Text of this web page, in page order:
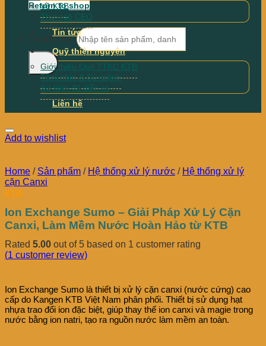
Return to shop
Search for:
Về KTB
Thư ngõ CEO
Tin tức
Quỹ thiện nguyện
Giới thiệu Quỹ TTKC KTB
Tầm nhìn & Sứ mệnh
Sự kiện đã diễn ra
Liên hệ
Add to wishlist
Home / Sản phẩm / Hệ thống xử lý nước / Hệ thống xử lý
cặn Canxi
KTB
Ion Exchange Sumo – Giải Pháp Xử Lý Cặn
Canxi, Làm Mềm Nước Hoàn Hảo từ KTB
Rated 5.00 out of 5 based on 1 customer rating
(1 customer review)
Ion Exchange Sumo là thiết bị xử lý cặn canxi (nước cứng) cao
cấp do Kangen KTB Việt Nam phân phối. Thiết bị sử dụng hạt
nhựa trao đổi ion đặc biệt, giúp thay thế ion canxi và magie trong
nước bằng ion natri, tạo ra nguồn nước làm mềm an toàn.